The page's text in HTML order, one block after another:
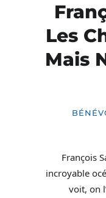
Les
Mais
François
incroyable
voit, on